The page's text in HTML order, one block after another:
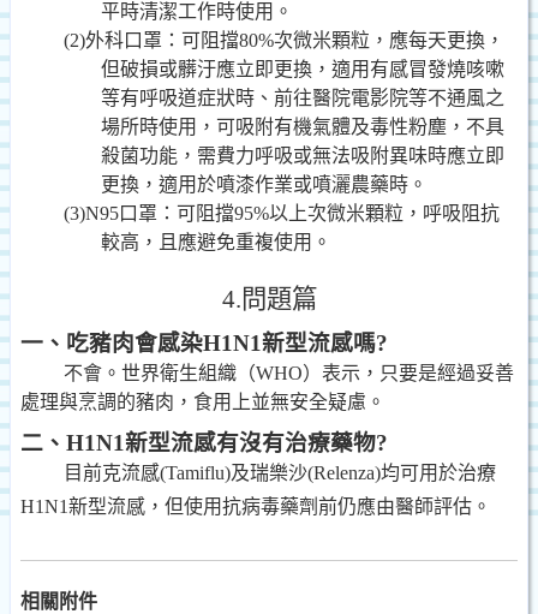
平時清潔工作時使用。
(2)外科口罩：可阻擋80%次微米顆粒，應每天更換，
但破損或髒汙應立即更換，適用有感冒發燒咳嗽
等有呼吸道症狀時、前往醫院電影院等不通風之
場所時使用，可吸附有機氣體及毒性粉塵，不具
殺菌功能，需費力呼吸或無法吸附異味時應立即
更換，適用於噴漆作業或噴灑農藥時。
(3)N95口罩：可阻擋95%以上次微米顆粒，呼吸阻抗
較高，且應避免重複使用。
4.問題篇
一、吃豬肉會感染H1N1新型流感嗎?
不會。 世界衛生組織（WHO）表示，只要是經過妥善
處理與烹調的豬肉，食用上並無安全疑慮。
二、H1N1新型流感有沒有治療藥物?
目前克流感(Tamiflu)及瑞樂沙(Relenza)均可用於治療
H1N1新型流感，但使用抗病毒藥劑前仍應由醫師評估。
相關附件